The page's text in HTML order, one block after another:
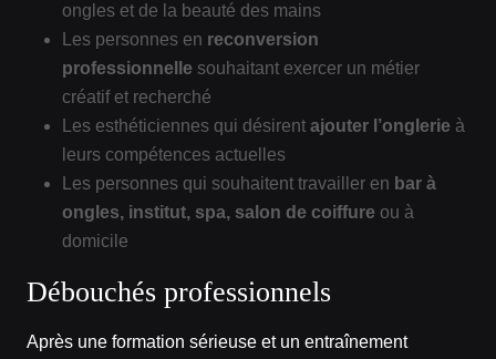
ongles et de la beauté des mains
Les personnes en reconversion
professionnelle souhaitant exercer un métier
créatif et recherché
Les esthéticiennes qui désirent ajouter l’onglerie à
leurs compétences actuelles
Les personnes qui souhaitent travailler en bar à
ongles, institut, spa, salon de coiffure ou à
domicile
Débouchés professionnels
Après une formation sérieuse et un entraînement